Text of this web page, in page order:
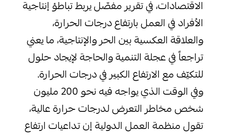
الاقتصادات، في تقرير مفصّل يربط تباطؤ إنتاجية
الأفراد في العمل بارتفاع درجات الحرارة،
والعلاقة العكسية بين الحر والإنتاجية، ما يعني
تراجعاً في عجلة التنمية والحاجة لإيجاد حلول
للتكيّف مع الارتفاع الكبير في درجات الحرارة.
وفي الوقت الذي يواجه فيه نحو 200 مليون
شخص مخاطر التعرض لدرجات حرارة عالية،
تقول منظمة العمل الدولية إن تداعيات ارتفاع